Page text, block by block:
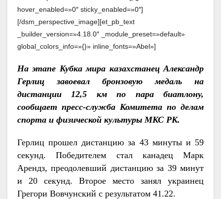
hover_enabled=»0″ sticky_enabled=»0″]
[/dsm_perspective_image][et_pb_text
_builder_version=»4.18.0″ _module_preset=»default»
global_colors_info=»{}» inline_fonts=»Abel»]
На этапе Кубка мира казахстанец Александр
Герлиц завоевал бронзовую медаль на
дистанции 12,5 км по пара биатлону,
сообщает пресс-служба Комитета по делам
спорта и физической культуры МКС РК.
Герлиц прошел дистанцию за 43 минуты и 59
секунд. Победителем стал канадец Марк
Арендз, преодолевший дистанцию за 39 минут
и 20 секунд. Второе место занял украинец
Грегори Вовчунский с результатом 41.22.